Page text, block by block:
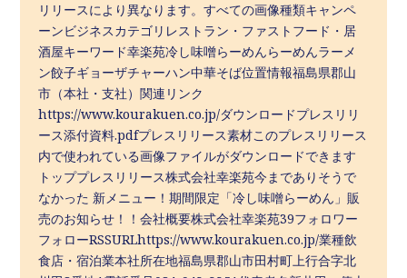
リリースにより異なります。すべての画像種類キャンペ
ーンビジネスカテゴリレストラン・ファストフード・居
酒屋キーワード幸楽苑冷し味噌らーめんらーめんラーメ
ン餃子ギョーザチャーハン中華そば位置情報福島県郡山
市（本社・支社）関連リンク
https://www.kourakuen.co.jp/ダウンロードプレスリリ
ース添付資料.pdfプレスリリース素材このプレスリリース
内で使われている画像ファイルがダウンロードできます
トッププレスリリース株式会社幸楽苑今までありそうで
なかった 新メニュー！期間限定「冷し味噌らーめん」販
売のお知らせ！！会社概要株式会社幸楽苑39フォロワー
フォローRSSURLhttps://www.kourakuen.co.jp/業種飲
食店・宿泊業本社所在地福島県郡山市田村町上行合字北